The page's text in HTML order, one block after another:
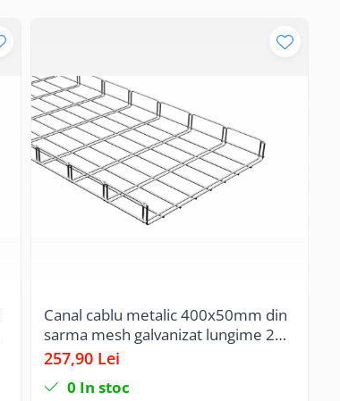
Canal cablu metalic 400x50mm din
sarma mesh galvanizat lungime 2
metri jgheab pentru trasee electrice
257,90 Lei
0 In stoc